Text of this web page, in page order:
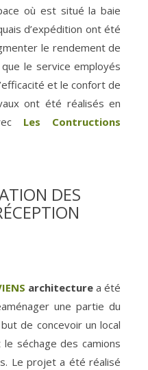
où est situé la baie
d’expédition ont été
le rendement de
que le service employés
et le confort de
ont été réalisés en
Les Contructions
DES
architecturea été
une partie du
de concevoir un local
séchage des camions
Le projet a été réalisé